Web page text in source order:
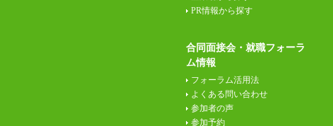
PR情報から探す
合同面接会・就職フォーラ
ム情報
フォーラム活用法
よくある問い合わせ
参加者の声
参加予約